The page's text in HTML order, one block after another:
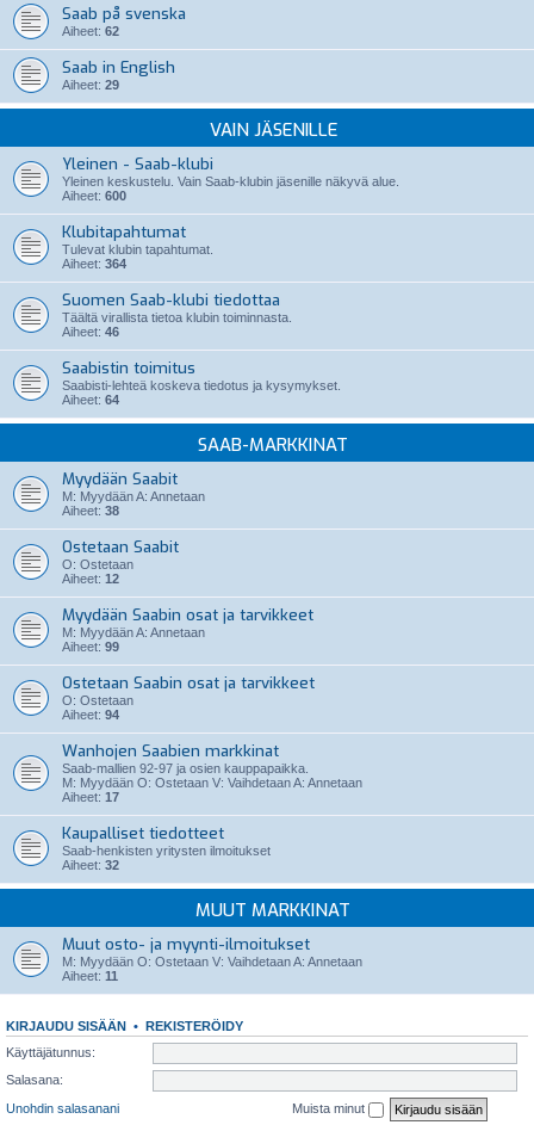
Saab på svenska
Aiheet: 62
Saab in English
Aiheet: 29
VAIN JÄSENILLE
Yleinen - Saab-klubi
Yleinen keskustelu. Vain Saab-klubin jäsenille näkyvä alue.
Aiheet: 600
Klubitapahtumat
Tulevat klubin tapahtumat.
Aiheet: 364
Suomen Saab-klubi tiedottaa
Täältä virallista tietoa klubin toiminnasta.
Aiheet: 46
Saabistin toimitus
Saabisti-lehteä koskeva tiedotus ja kysymykset.
Aiheet: 64
SAAB-MARKKINAT
Myydään Saabit
M: Myydään A: Annetaan
Aiheet: 38
Ostetaan Saabit
O: Ostetaan
Aiheet: 12
Myydään Saabin osat ja tarvikkeet
M: Myydään A: Annetaan
Aiheet: 99
Ostetaan Saabin osat ja tarvikkeet
O: Ostetaan
Aiheet: 94
Wanhojen Saabien markkinat
Saab-mallien 92-97 ja osien kauppapaikka.
M: Myydään O: Ostetaan V: Vaihdetaan A: Annetaan
Aiheet: 17
Kaupalliset tiedotteet
Saab-henkisten yritysten ilmoitukset
Aiheet: 32
MUUT MARKKINAT
Muut osto- ja myynti-ilmoitukset
M: Myydään O: Ostetaan V: Vaihdetaan A: Annetaan
Aiheet: 11
KIRJAUDU SISÄÄN • REKISTERÖIDY
Käyttäjätunnus:
Salasana:
Unohdin salasanani
Muista minut